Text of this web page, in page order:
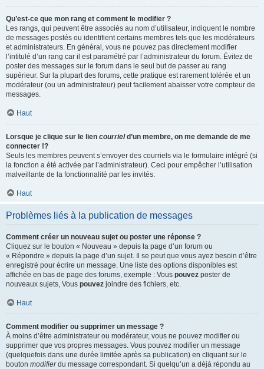
Qu’est-ce que mon rang et comment le modifier ?
Les rangs, qui peuvent être associés au nom d’utilisateur, indiquent le nombre
de messages postés ou identifient certains membres tels que les modérateurs
et administrateurs. En général, vous ne pouvez pas directement modifier
l’intitulé d’un rang car il est paramétré par l’administrateur du forum. Évitez de
poster des messages sur le forum dans le seul but de passer au rang
supérieur. Sur la plupart des forums, cette pratique est rarement tolérée et un
modérateur (ou un administrateur) peut facilement abaisser votre compteur de
messages.
Haut
Lorsque je clique sur le lien courrield’un membre, on me demande de me
connecter !?
Seuls les membres peuvent s’envoyer des courriels via le formulaire intégré (si
la fonction a été activée par l’administrateur). Ceci pour empêcher l’utilisation
malveillante de la fonctionnalité par les invités.
Haut
Problèmes liés à la publication de messages
Comment créer un nouveau sujet ou poster une réponse ?
Cliquez sur le bouton « Nouveau » depuis la page d’un forum ou
« Répondre » depuis la page d’un sujet. Il se peut que vous ayez besoin d’être
enregistré pour écrire un message. Une liste des options disponibles est
affichée en bas de page des forums, exemple : Vous pouvez poster de
nouveaux sujets, Vous pouvez joindre des fichiers, etc.
Haut
Comment modifier ou supprimer un message ?
À moins d’être administrateur ou modérateur, vous ne pouvez modifier ou
supprimer que vos propres messages. Vous pouvez modifier un message
(quelquefois dans une durée limitée après sa publication) en cliquant sur le
bouton modifierdu message correspondant. Si quelqu’un a déjà répondu au